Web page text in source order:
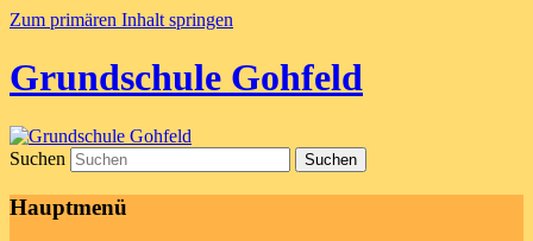
Zum primären Inhalt springen
Grundschule Gohfeld
Suchen
Hauptmenü